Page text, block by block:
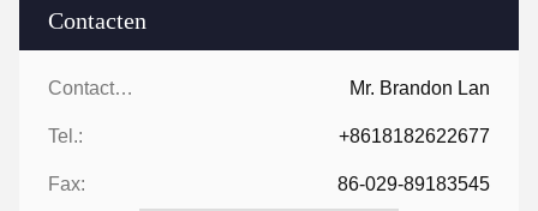
Contacten
Contacten: Mr. Brandon Lan
Tel.: +8618182622677
Fax: 86-029-89183545